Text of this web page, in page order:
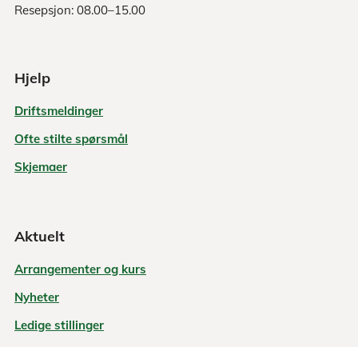
Resepsjon: 08.00–15.00
Hjelp
Driftsmeldinger
Ofte stilte spørsmål
Skjemaer
Aktuelt
Arrangementer og kurs
Nyheter
Ledige stillinger